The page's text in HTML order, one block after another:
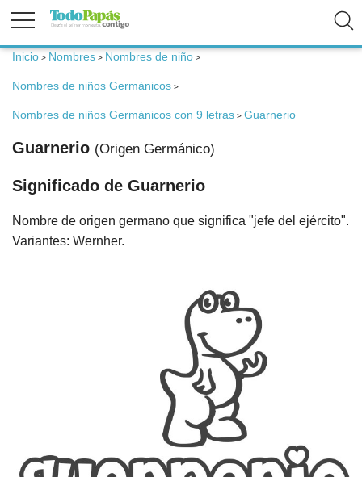
Bebé
Niños
Inicio > Nombres > Nombres de niño >
Nombres de niños Germánicos >
Nombres de niños Germánicos con 9 letras > Guarnerio
Guarnerio (Origen Germánico)
Significado de Guarnerio
Nombre de origen germano que significa "jefe del ejército".
Variantes: Wernher.